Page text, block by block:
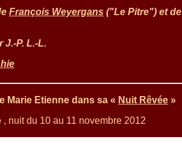
François Weyergans ("Le Pitre") et de
J.-P. L.-L.
Marie Etienne dans sa « Nuit Rêvée »
, nuit du 10 au 11 novembre 2012